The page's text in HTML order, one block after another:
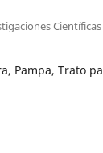
Científicas
Pampa, Trato